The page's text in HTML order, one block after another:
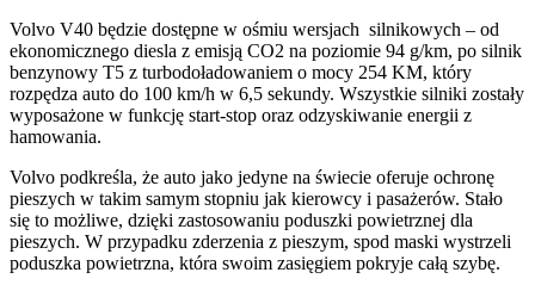
Volvo V40 będzie dostępne w ośmiu wersjach silnikowych – od
ekonomicznego diesla z emisją CO2 na poziomie 94 g/km, po silnik
benzynowy T5 z turbodoładowaniem o mocy 254 KM, który
rozpędza auto do 100 km/h w 6,5 sekundy. Wszystkie silniki zostały
wyposażone w funkcję start-stop oraz odzyskiwanie energii z
hamowania.
Volvo podkreśla, że auto jako jedyne na świecie oferuje ochronę
pieszych w takim samym stopniu jak kierowcy i pasażerów. Stało
się to możliwe, dzięki zastosowaniu poduszki powietrznej dla
pieszych. W przypadku zderzenia z pieszym, spod maski wystrzeli
poduszka powietrzna, która swoim zasięgiem pokryje całą szybę.